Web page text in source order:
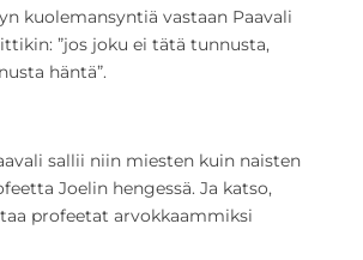
kuolemansyntiä vastaan Paavali
”jos joku ei tätä tunnusta,
häntä”.
sallii niin miesten kuin naisten
Joelin hengessä. Ja katso,
profeetat arvokkaammiksi